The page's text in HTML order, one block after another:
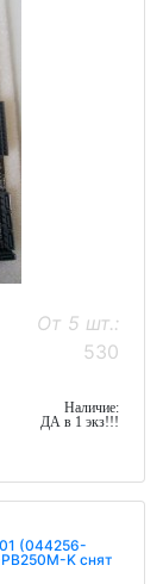
От 5 шт.:
530
Наличие:
ДА в 1 экз!!!
(044256-
K снят